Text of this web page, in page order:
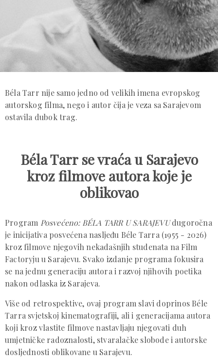
Béla Tarr nije samo jedno od velikih imena evropskog
autorskog filma, nego i autor čija je veza sa Sarajevom
ostavila dubok trag.
Béla Tarr se vraća u Sarajevo
kroz filmove autora koje je
oblikovao
Program Posvećeno: BÉLA TARR U SARAJEVUdugoročna
je inicijativa posvećena nasljeđu Béle Tarra (1955 - 2026)
kroz filmove njegovih nekadašnjih studenata na Film
Factoryju u Sarajevu. Svako izdanje programa fokusira
se na jednu generaciju autora i razvoj njihovih poetika
nakon odlaska iz Sarajeva.
Više od retrospektive, ovaj program slavi doprinos Béle
Tarra svjetskoj kinematografiji, ali i generacijama autora
koji kroz vlastite filmove nastavljaju njegovati duh
umjetničke radoznalosti, stvaralačke slobode i autorske
dosljednosti oblikovane u Sarajevu.